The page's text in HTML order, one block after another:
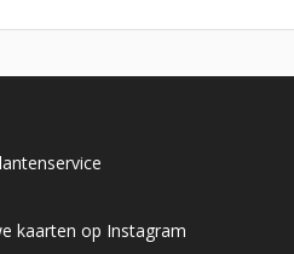
kaarten op Instagram